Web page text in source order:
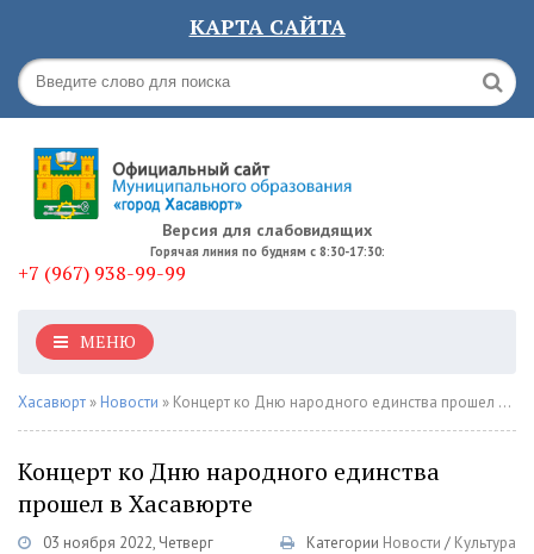
КАРТА САЙТА
Версия для слабовидящих
Горячая линия по будням с 8:30-17:30:
+7 (967) 938-99-99
МЕНЮ
Хасавюрт » Новости » Концерт ко Дню народного единства прошел в Хасавюрте
Концерт ко Дню народного единства
прошел в Хасавюрте
03 ноября 2022, Четверг Категории Новости / Культура